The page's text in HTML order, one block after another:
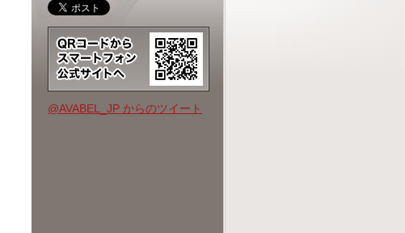
@AVABEL_JP からのツイート